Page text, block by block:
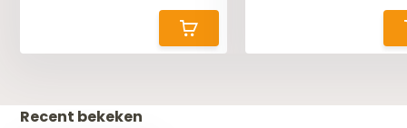
Recent bekeken